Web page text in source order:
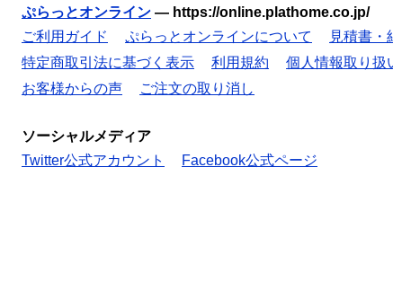
ぷらっとオンライン — https://online.plathome.co.jp/
ご利用ガイド
ぷらっとオンラインについて 見積書・
特定商取引法に基づく表示
利用規約 個人情報取り扱
お客様からの声
ご注文の取り消し
ソーシャルメディア
Twitter公式アカウント
Facebook公式ページ